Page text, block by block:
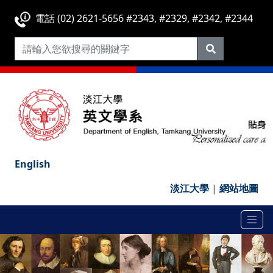
電話 (02) 2621-5656 #2343, #2329, #2342, #2344
English
淡江大學 | 網站地圖